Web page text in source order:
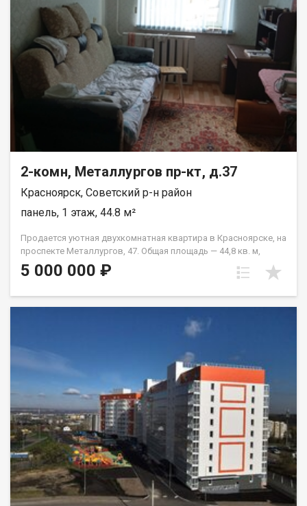
2-комн, Металлургов пр-кт, д.37
Красноярск, Советский р-н район
панель, 1 этаж, 44.8 м²
Продается уютная двухкомнатная квартира в Красноярске, на
проспекте Металлургов, 47. Общая площадь — 44,8 кв. м,
жилая площадь — 28 кв. м, кухня — 6 кв. м. Квартира
расположена на первом этаже пятиэтажного панельного
состоянии, что дает вам возможность создать интерьер по
Совмещенный санузел, который можно оборудовать по
своему усмотрению. В шаговой доступности находятся все
необходимые объекты инфраструктуры: школы, детские
сады, клиники и магазины. Это идеальное местоположение
для семей с детьми и всех, кто ценит удобство и доступность
городских благ. Рассмотрим все виды расчёта. Возможно
использование мат капитала и жилищного сертификата.
Полное юр сопровождение сделки. Помощь в оформлении
ипотеки. Покажу в удобное для вас время по договорённости.
5 000 000 ₽